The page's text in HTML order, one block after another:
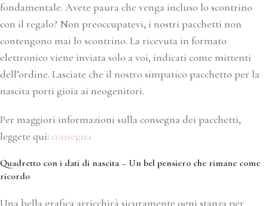
fondamentale. Avete paura che venga incluso lo scontrino
con il regalo? Non preoccupatevi, i nostri pacchetti non
contengono mai lo scontrino. La ricevuta in formato
elettronico viene inviata solo a voi, indicati come mittenti
dell’ordine. Lasciate che il nostro simpatico pacchetto per la
nascita porti gioia ai neogenitori.
Per maggiori informazioni sulla consegna dei pacchetti,
leggete qui: consegna
Quadretto con i dati di nascita – Un bel pensiero che rimane come
ricordo
Una bella grafica arricchirà sicuramente ogni stanza per